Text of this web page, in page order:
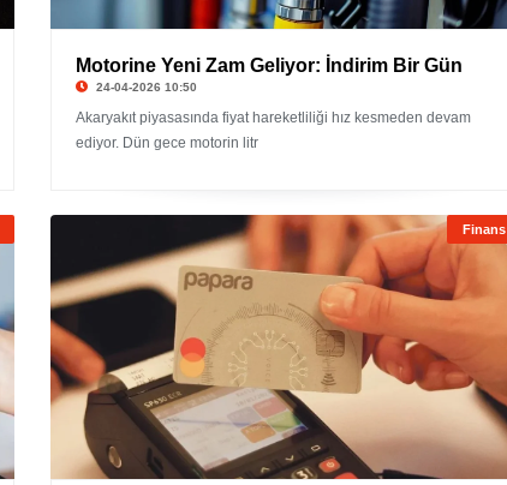
Motorine Yeni Zam Geliyor: İndirim Bir Gün
24-04-2026 10:50
Akaryakıt piyasasında fiyat hareketliliği hız kesmeden devam
ediyor. Dün gece motorin litr
Finans